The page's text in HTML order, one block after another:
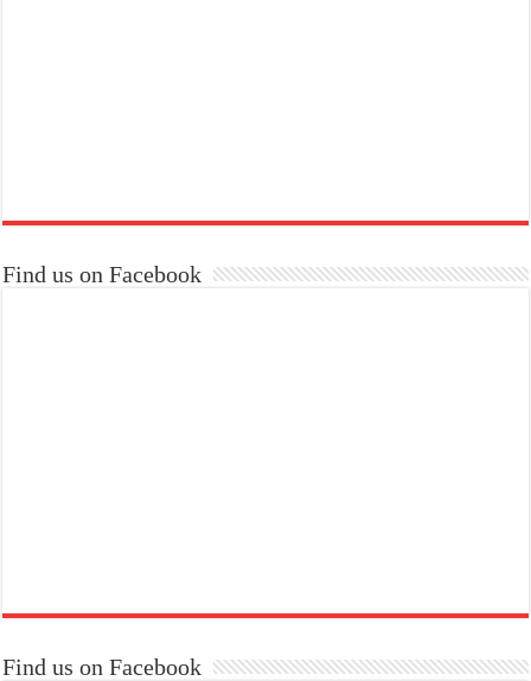
Find us on Facebook
Find us on Facebook